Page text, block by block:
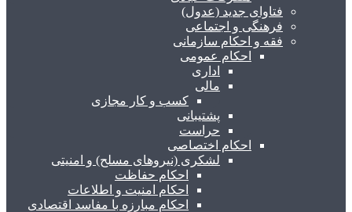
فتاوای جدید (عدول)
فرهنگی و اجتماعی
فقه و احکام سازمانی
احکام عمومی
اداری
مالی
کسب و کار مجازی
پشتیبانی
حراست
احکام اختصاصی
لشکری (نیروهای مسلح) و امنیتی
احکام حفاظت
احکام امنیت و اطلاعات
احکام مبارزه با مفاسد اقتصادی